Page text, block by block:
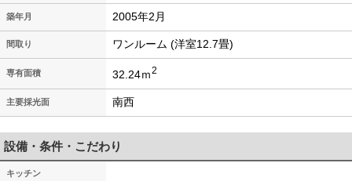
築年月 2005年2月
間取り ワンルーム (洋室12.7畳)
専有面積 32.24ｍ2
主要採光面 南西
設備・条件・こだわり
キッチン